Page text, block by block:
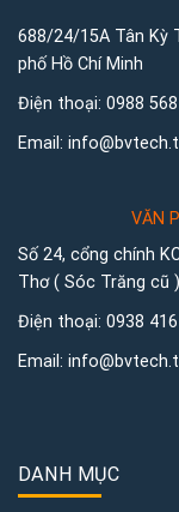
688/24/15A Tân Kỳ
phố Hồ Chí Minh
Điện thoại: 0988
Email:
VĂN
Số 24, cổng chính
Thơ ( Sóc Trăng cũ
Điện thoại: 0938
Email:
DANH MỤC